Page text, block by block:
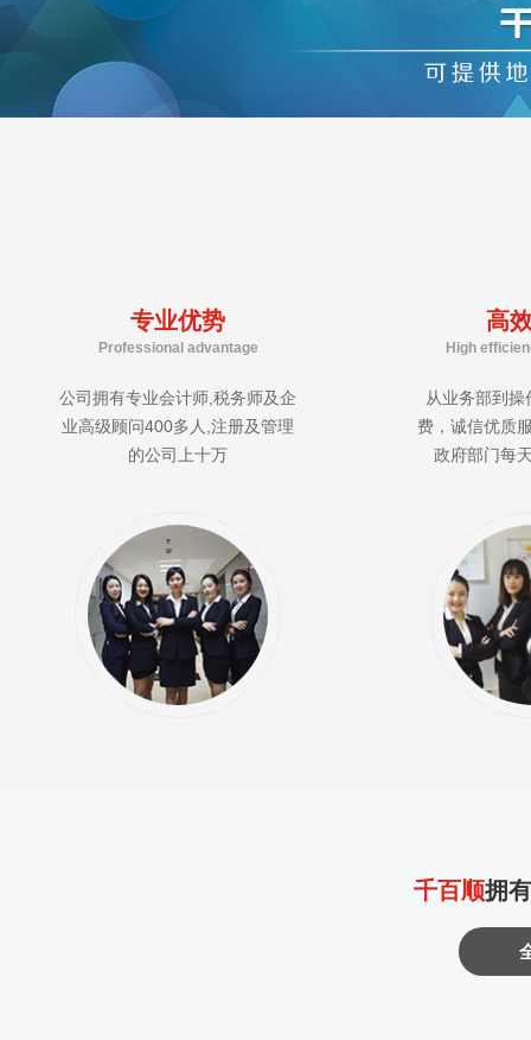
专业优势
Professional advantage
公司拥有专业会计师,税务师及企
业高级顾问400多人,注册及管理
的公司上十万
高
High
从业务部到操
费，诚信优质
政府部门每
千百顺拥有